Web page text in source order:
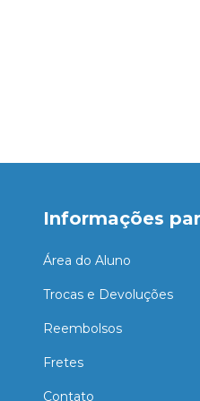
Informações
Área do Aluno
Trocas e Devoluções
Reembolsos
Fretes
Contato